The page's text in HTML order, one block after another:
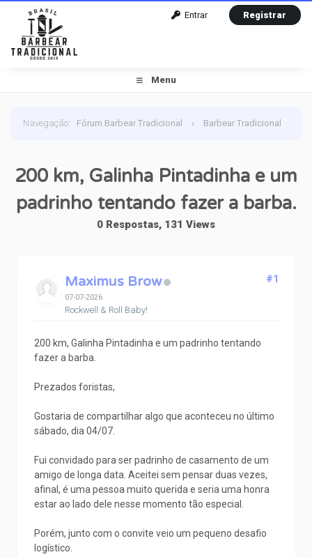
Entrar Registrar
Menu
Navegação: Fórum Barbear Tradicional › Barbear Tradicional
200 km, Galinha Pintadinha e um
padrinho tentando fazer a barba.
0 Respostas, 131 Views
Maximus Brow
07-07-2026
Rockwell & Roll Baby!
#1
200 km, Galinha Pintadinha e um padrinho tentando
fazer a barba.
Prezados foristas,
Gostaria de compartilhar algo que aconteceu no último
sábado, dia 04/07.
Fui convidado para ser padrinho de casamento de um
amigo de longa data. Aceitei sem pensar duas vezes,
afinal, é uma pessoa muito querida e seria uma honra
estar ao lado dele nesse momento tão especial.
Porém, junto com o convite veio um pequeno desafio
logístico.